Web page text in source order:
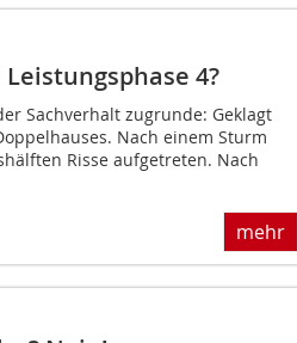
4?
Sachverhalt zugrunde: Geklagt
Nach einem Sturm
Risse aufgetreten. Nach
mehr